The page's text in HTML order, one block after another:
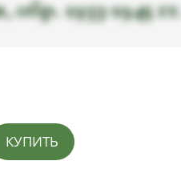
1933-1945 гг.
КУПИТЬ